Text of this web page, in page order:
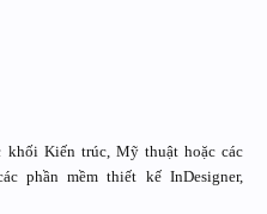
khối Kiến trúc, Mỹ thuật hoặc các
phần mềm thiết kế InDesigner,